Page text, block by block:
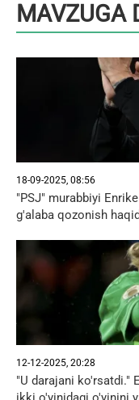
MAVZUGA
18-09-2025, 08:56
"PSJ" murabbiyi
g'alaba qozonish
12-12-2025, 20:28
"U darajani ko'rsatdi."